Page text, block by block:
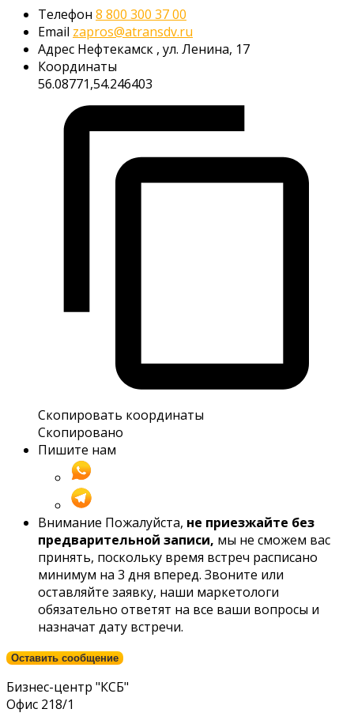
Телефон 8 800 300 37 00
Email zapros@atransdv.ru
Адрес Нефтекамск , ул. Ленина, 17
Координаты
56.08771,54.246403
Скопировать координаты
Скопировано
Пишите нам
Внимание Пожалуйста, не приезжайте без
предварительной записи, мы не сможем вас
принять, поскольку время встреч расписано
минимум на 3 дня вперед. Звоните или
оставляйте заявку, наши маркетологи
обязательно ответят на все ваши вопросы и
назначат дату встречи.
Оставить сообщение
Бизнес-центр "КСБ"
Офис 218/1